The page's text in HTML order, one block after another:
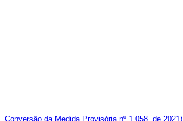
Conversão da Medida Provisória nº 1.058, de 2021)